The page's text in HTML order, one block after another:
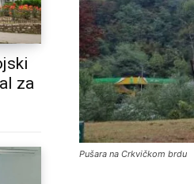
za
Pušara na Crkvičkom brdu